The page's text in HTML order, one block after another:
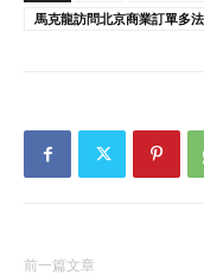
馬克龍訪問北京商業訂單多
前一篇文章